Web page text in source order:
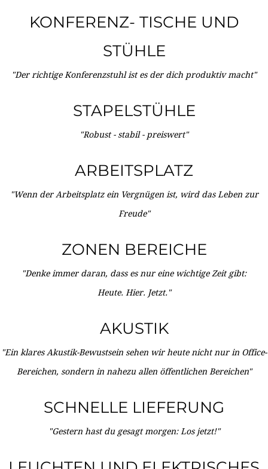
KONFERENZ- TISCHE UND
STÜHLE
"Der richtige Konferenzstuhl ist es der dich produktiv macht"
STAPELSTÜHLE
"Robust - stabil - preiswert"
ARBEITSPLATZ
"Wenn der Arbeitsplatz ein Vergnügen ist, wird das Leben zur
Freude"
ZONEN BEREICHE
"Denke immer daran, dass es nur eine wichtige Zeit gibt:
Heute. Hier. Jetzt."
AKUSTIK
"Ein klares Akustik-Bewustsein sehen wir heute nicht nur in Office-
Bereichen, sondern in nahezu allen öffentlichen Bereichen"
SCHNELLE LIEFERUNG
"Gestern hast du gesagt morgen: Los jetzt!"